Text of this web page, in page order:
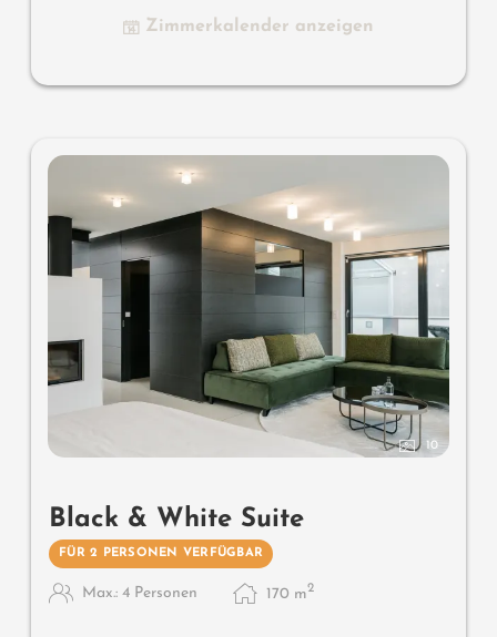
Marmor, feine Stoffe und Designmöbel), Flat-TV, gratis
Boxspringmatratzen
Zimmerkalender anzeigen
10
Black & White Suite
FÜR 2 PERSONEN VERFÜGBAR
Max.: 4 Personen 170 m2